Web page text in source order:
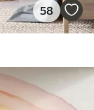
58